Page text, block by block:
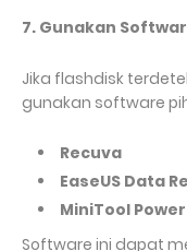
7. Gunakan
Jika flashdisk
gunakan software
Recuva
EaseUS Data
MiniTool
Software ini dapat